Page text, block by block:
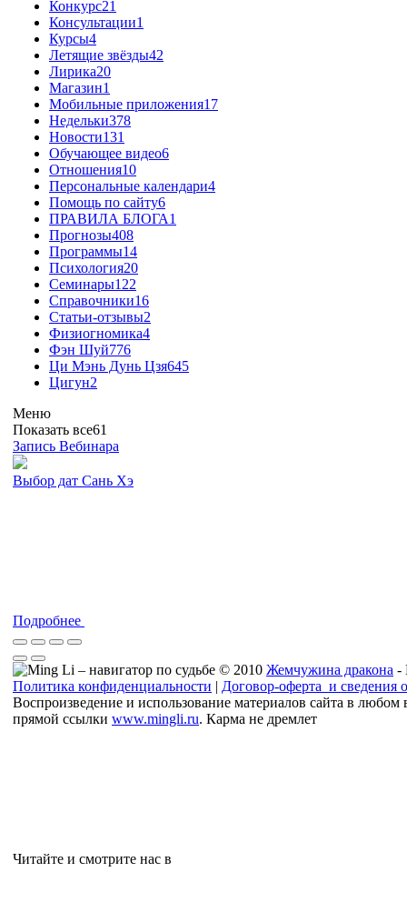
Конкурс21
Консультации1
Курсы4
Летящие звёзды42
Лирика20
Магазин1
Мобильные приложения17
Недельки378
Новости131
Обучающее видео6
Отношения10
Персональные календари4
Помощь по сайту6
ПРАВИЛА БЛОГА1
Прогнозы408
Программы14
Психология20
Семинары122
Справочники16
Статьи-отзывы2
Физиогномика4
Фэн Шуй776
Ци Мэнь Дунь Цзя645
Цигун2
Меню
Показать все61
Запись Вебинара
Выбор дат Сань Хэ
Подробнее
© 2010 Жемчужина дракона -
Политика конфиденциальности | Договор-оферта и сведения
Воспроизведение и использование материалов сайта в
прямой ссылки www.mingli.ru. Карма не дремлет
Читайте и смотрите нас в